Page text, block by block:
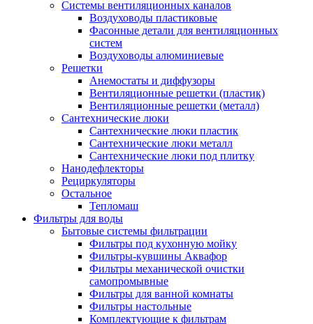
Системы вентиляционных каналов
Воздуховоды пластиковые
Фасонные детали для вентиляционных
систем
Воздуховоды алюминиевые
Решетки
Анемостаты и диффузоры
Вентиляционные решетки (пластик)
Вентиляционные решетки (металл)
Сантехнические люки
Сантехнические люки пластик
Сантехнические люки металл
Сантехнические люки под плитку
Нанодефлекторы
Рециркуляторы
Остальное
Тепломаш
Фильтры для воды
Бытовые системы фильтрации
Фильтры под кухонную мойку
Фильтры-кувшины Аквафор
Фильтры механической очистки
самопромывные
Фильтры для ванной комнаты
Фильтры настольные
Комплектующие к фильтрам